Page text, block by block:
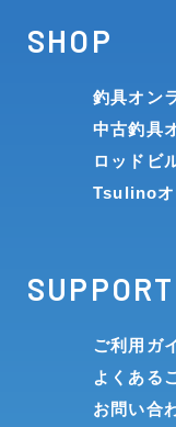
SHOP
釣具オン
中古釣具
ロッドビ
Tsulinoオ
SUPPORT
ご利用ガ
よくある
お問い合